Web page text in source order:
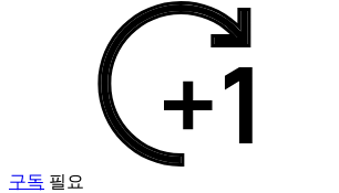
구독 필요